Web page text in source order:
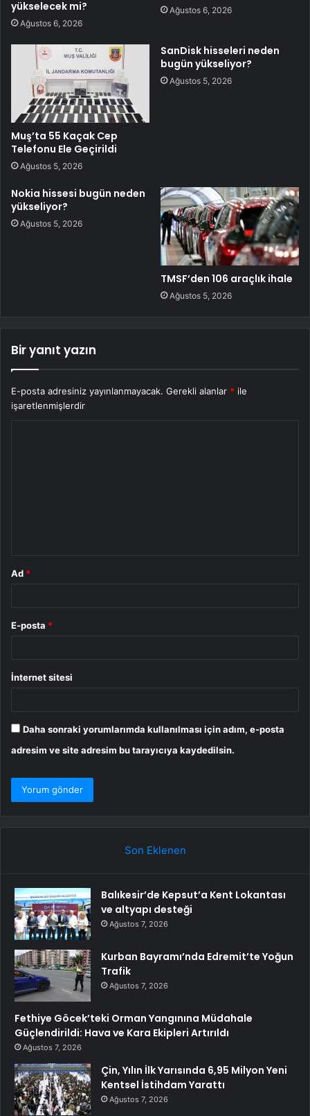
yükselecek mi?
Ağustos 6, 2026
Ağustos 6, 2026
Muş’ta 55 Kaçak Cep
Telefonu Ele Geçirildi
Ağustos 5, 2026
SanDisk hisseleri neden
bugün yükseliyor?
Ağustos 5, 2026
Nokia hissesi bugün neden
yükseliyor?
Ağustos 5, 2026
TMSF’den 106 araçlık ihale
Ağustos 5, 2026
Bir yanıt yazın
E-posta adresiniz yayınlanmayacak. Gerekli alanlar * ile
işaretlenmişlerdir
Ad *
E-posta *
İnternet sitesi
Daha sonraki yorumlarımda kullanılması için adım, e-posta
adresim ve site adresim bu tarayıcıya kaydedilsin.
Son Eklenen
Balıkesir’de Kepsut’a Kent Lokantası
ve altyapı desteği
Ağustos 7, 2026
Kurban Bayramı’nda Edremit’te Yoğun
Trafik
Ağustos 7, 2026
Fethiye Göcek’teki Orman Yangınına Müdahale
Güçlendirildi: Hava ve Kara Ekipleri Artırıldı
Ağustos 7, 2026
Çin, Yılın İlk Yarısında 6,95 Milyon Yeni
Kentsel İstihdam Yarattı
Ağustos 7, 2026